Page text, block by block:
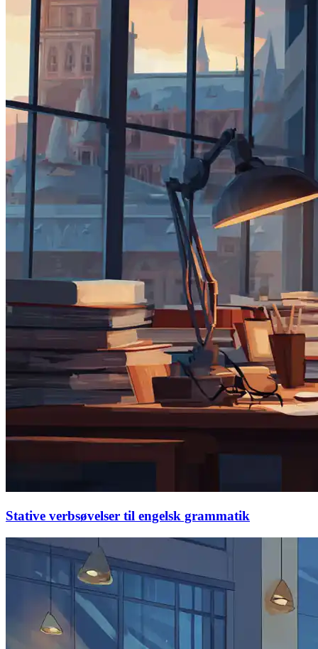
Stative verbsøvelser til engelsk grammatik